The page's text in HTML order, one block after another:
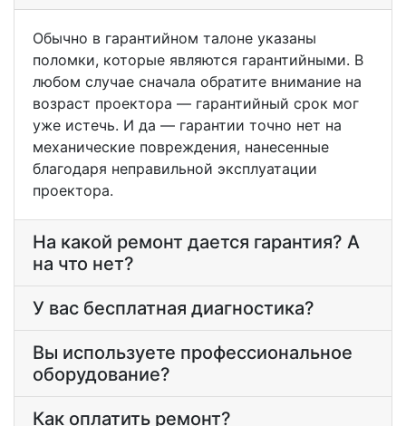
Обычно в гарантийном талоне указаны
поломки, которые являются гарантийными. В
любом случае сначала обратите внимание на
возраст проектора — гарантийный срок мог
уже истечь. И да — гарантии точно нет на
механические повреждения, нанесенные
благодаря неправильной эксплуатации
проектора.
На какой ремонт дается гарантия? А
на что нет?
У вас бесплатная диагностика?
Вы используете профессиональное
оборудование?
Как оплатить ремонт?